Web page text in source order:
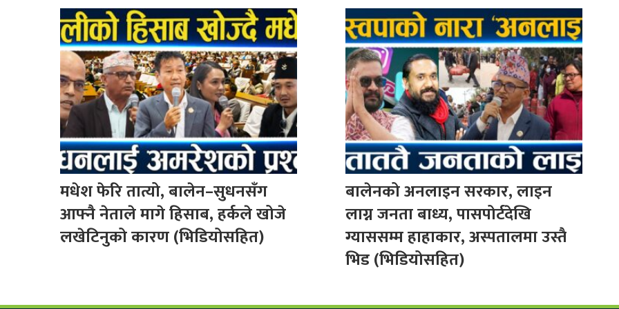
मधेश फेरि तात्यो, बालेन–सुधनसँग
आफ्नै नेताले मागे हिसाब, हर्कले खोजे
लखेटिनुको कारण (भिडियोसहित)
बालेनको अनलाइन सरकार, लाइन
लाग्न जनता बाध्य, पासपोर्टदेखि
ग्याससम्म हाहाकार, अस्पतालमा उस्तै
भिड (भिडियोसहित)